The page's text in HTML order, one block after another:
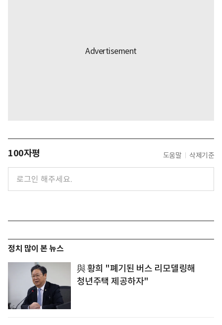
100자평 도움말 삭제기준
정치 많이 본 뉴스
與 황희 "폐기된 버스 리모델링해
청년주택 제공하자"